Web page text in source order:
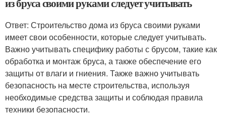
из бруса своими руками следует учитывать
Ответ: Строительство дома из бруса своими руками
имеет свои особенности, которые следует учитывать.
Важно учитывать специфику работы с брусом, такие как
обработка и монтаж бруса, а также обеспечение его
защиты от влаги и гниения. Также важно учитывать
безопасность на месте строительства, используя
необходимые средства защиты и соблюдая правила
техники безопасности.